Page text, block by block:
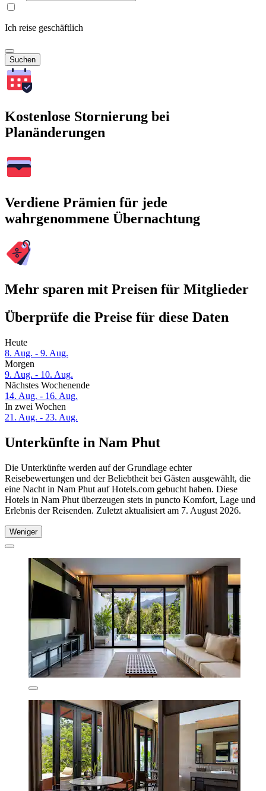
Ich reise geschäftlich
Suchen
Kostenlose Stornierung bei
Planänderungen
Verdiene Prämien für jede
wahrgenommene Übernachtung
Mehr sparen mit Preisen für Mitglieder
Überprüfe die Preise für diese Daten
Heute
8. Aug. - 9. Aug.
Morgen
9. Aug. - 10. Aug.
Nächstes Wochenende
14. Aug. - 16. Aug.
In zwei Wochen
21. Aug. - 23. Aug.
Unterkünfte in Nam Phut
Die Unterkünfte werden auf der Grundlage echter
Reisebewertungen und der Beliebtheit bei Gästen ausgewählt, die
eine Nacht in Nam Phut auf Hotels.com gebucht haben. Diese
Hotels in Nam Phut überzeugen stets in puncto Komfort, Lage und
Erlebnis der Reisenden. Zuletzt aktualisiert am 7. August 2026.
Weniger